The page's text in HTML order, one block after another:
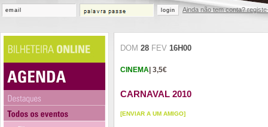
login Ainda não tem conta?
DOM 28 FEV 16H00
CINEMA | 3,5€
CARNAVAL 2010
[ENVIAR A UM AMIGO]